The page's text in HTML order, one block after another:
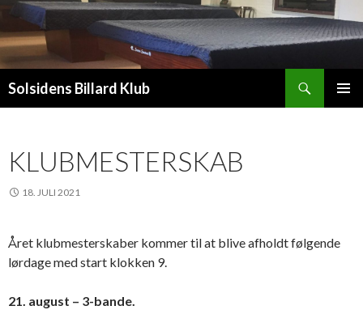
Solsidens Billard Klub
KLUBMESTERSKAB
18. JULI 2021
Året klubmesterskaber kommer til at blive afholdt følgende
lørdage med start klokken 9.
21. august – 3-bande.